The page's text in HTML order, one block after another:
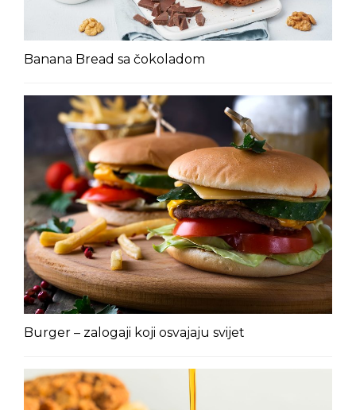
Banana Bread sa čokoladom
Burger – zalogaji koji osvajaju svijet